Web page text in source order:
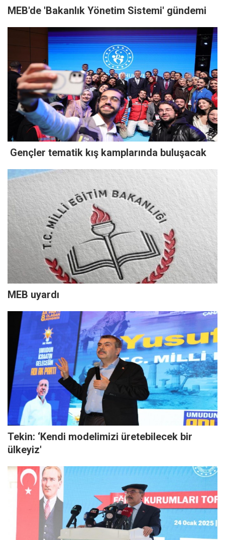
MEB'de 'Bakanlık Yönetim Sistemi' gündemi
Gençler tematik kış kamplarında buluşacak
MEB uyardı
Tekin: ‘Kendi modelimizi üretebilecek bir
ülkeyiz'